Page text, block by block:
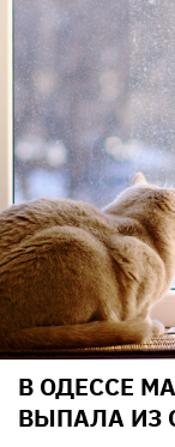
В ОДЕССЕ
ВЫПАЛА ИЗ